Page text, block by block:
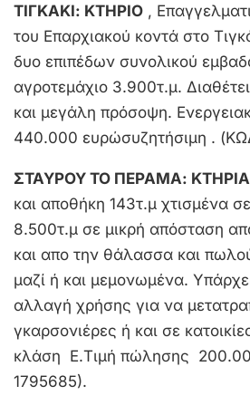
ΤΙΓΚΑΚΙ: ΚΤΗΡΙΟ ,
του Επαρχιακού κοντά στο
δυο επιπέδων συνολικού
αγροτεμάχιο 3.900τ.μ.
και μεγάλη πρόσοψη.
440.000 ευρώσυζητήσιμη .
ΣΤΑΥΡΟΥ ΤΟ ΠΕΡΑΜΑ: ΚΤΗΡΙΑ
και αποθήκη 143τ.μ χτισμένα
8.500τ.μ σε μικρή απόσταση
και απο την θάλασσα και
μαζί ή και μεμονωμένα.
αλλαγή χρήσης για να
γκαρσονιέρες ή και σε
κλάση Ε.Τιμή πώλησης
1795685).